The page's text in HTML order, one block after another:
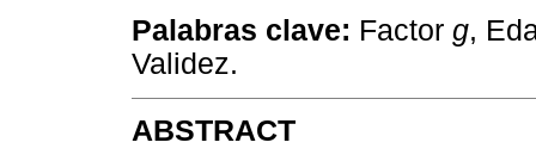
Palabras clave: Factor g,
Validez.
ABSTRACT